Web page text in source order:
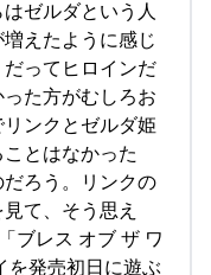
ゼルダという人
えたように感じ
ってヒロインだ
た方がむしろお
ンクとゼルダ姫
とはなかった
ろう。リンクの
て、そう思え
ブレス オブ ザ ワ
を発売初日に遊ぶ